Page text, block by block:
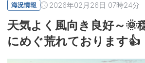
海況情報 2026年02月26日 07時24分
天気よく風向き良好～🌞
にめぐ荒れております👍